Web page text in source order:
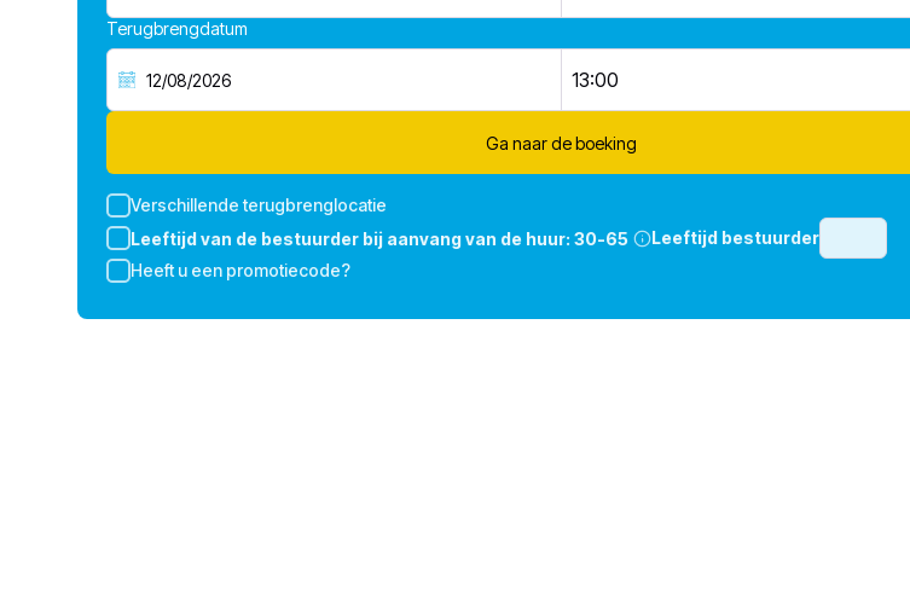
Terugbrengdatum
13:00
Ga naar de boeking
Verschillende terugbrenglocatie
Leeftijd van de bestuurder bij aanvang van de huur: 30-65
Leeftijd bestuurder
Heeft u een promotiecode?